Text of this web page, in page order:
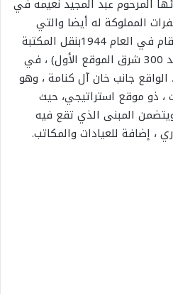
المرحوم عبد المجيد نعيمه في
المملوكة له أيضا والتي
أنشأها في العام 1936 ، ثم قام في العام 1944بنقل المكتبة
إلى موقعها الحالي (على بعد 300 شرق الموقع الأول) ، في
جانب خان آل كنامة ، وهو
، ذو موقع استراتيجي، حيث
المبنى الذي تقع فيه
، إضافة للعيادات والمكاتب.